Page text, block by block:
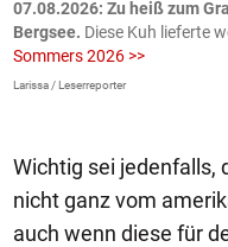
07.08.2026: Zu heiß zum
Bergsee. Diese Kuh lieferte
Sommers 2026 >>
Larissa / Leserreporter
Wichtig sei jedenfalls,
nicht ganz vom
auch wenn diese für